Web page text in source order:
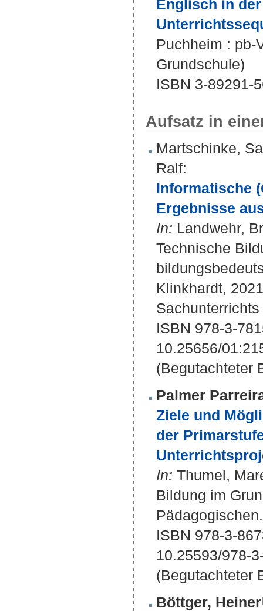
Englisch in
Puchheim : pb-
Grundschule)
ISBN 3-89291-
Aufsatz in
Martschinke,
Ralf:
Informatische
Ergebnisse
In: Landwehr,
Technische
Klinkhardt,
Sachunterrichts
ISBN 978-3-
10.25656/
(Begutachteter
Palmer
Ziele und
der
In: Thumel,
Bildung im
ISBN 978-3-
10.25593/978-
(Begutachteter
Böttger, Heiner